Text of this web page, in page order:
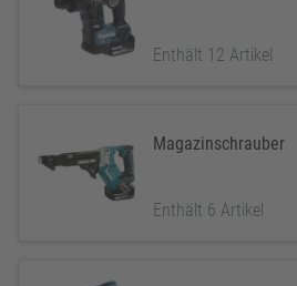
Enthält 12 Artikel
Magazinschrauber
Enthält 6 Artikel